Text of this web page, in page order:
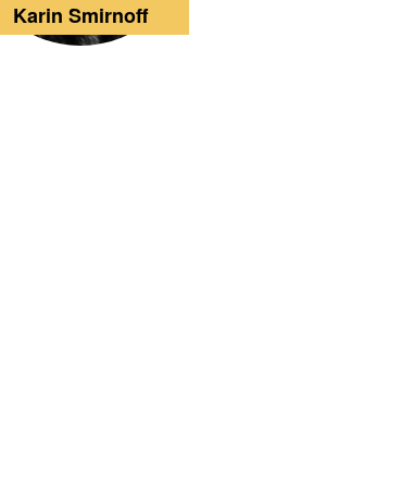
Karin Smirnoff